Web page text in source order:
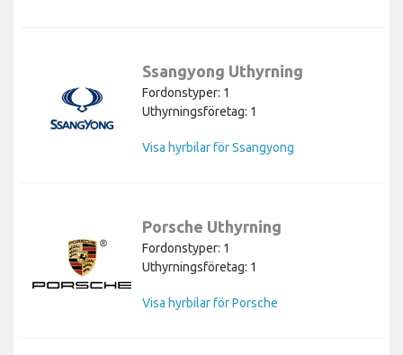
Ssangyong Uthyrning
Fordonstyper: 1
Uthyrningsföretag: 1
Visa hyrbilar för Ssangyong
Porsche Uthyrning
Fordonstyper: 1
Uthyrningsföretag: 1
Visa hyrbilar för Porsche